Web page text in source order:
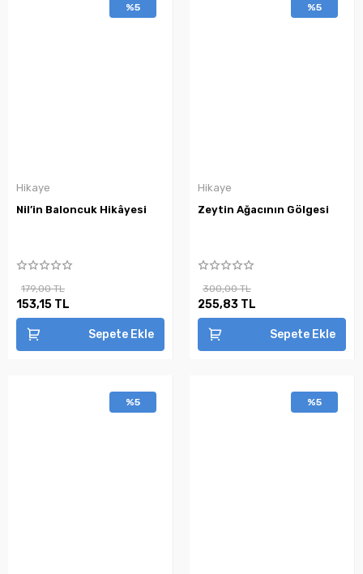
%5
Hikaye
Nil’in Baloncuk Hikâyesi
179,00 TL
153,15 TL
Sepete Ekle
%5
Hikaye
Zeytin Ağacının Gölgesi
300,00 TL
255,83 TL
Sepete Ekle
%5 %5